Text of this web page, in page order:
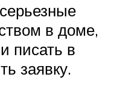
в доме,
писать в
заявку.